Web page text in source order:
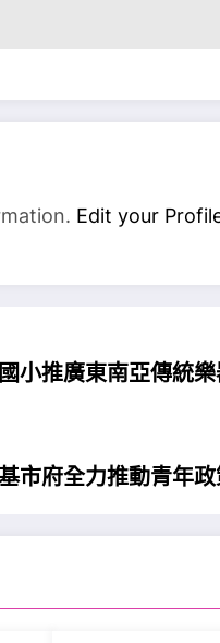
Edit your
小推廣東南亞傳統樂
市府全力推動青年政